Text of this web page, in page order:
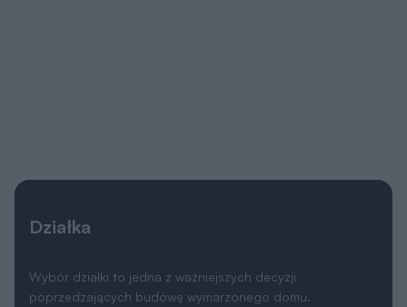
Działka
Wybór działki to jedna z ważniejszych decyzji
poprzedzających budowę wymarzonego domu.